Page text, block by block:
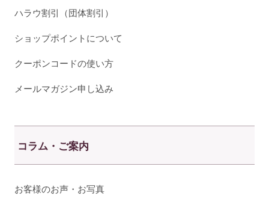
ハラウ割引（団体割引）
ショップポイントについて
クーポンコードの使い方
メールマガジン申し込み
コラム・ご案内
お客様のお声・お写真